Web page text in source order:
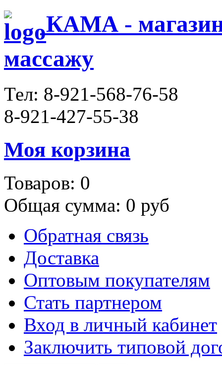
КАМА - магазин
массажу
Тел: 8-921-568-76-58
8-921-427-55-38
Моя корзина
Товаров: 0
Общая сумма: 0 руб
Обратная связь
Доставка
Оптовым покупателям
Стать партнером
Вход в личный кабинет
Заключить типовой